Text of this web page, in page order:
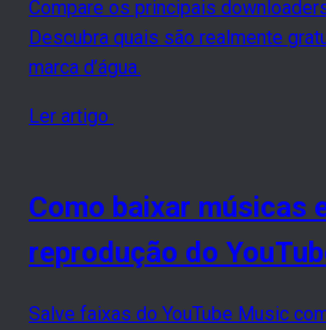
Compare os principais
Descubra quais são realmente
marca d’água.
Ler artigo
Como baixar músicas
reprodução do
Salve faixas do YouTube Music